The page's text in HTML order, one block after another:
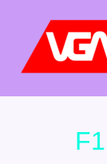
contenu